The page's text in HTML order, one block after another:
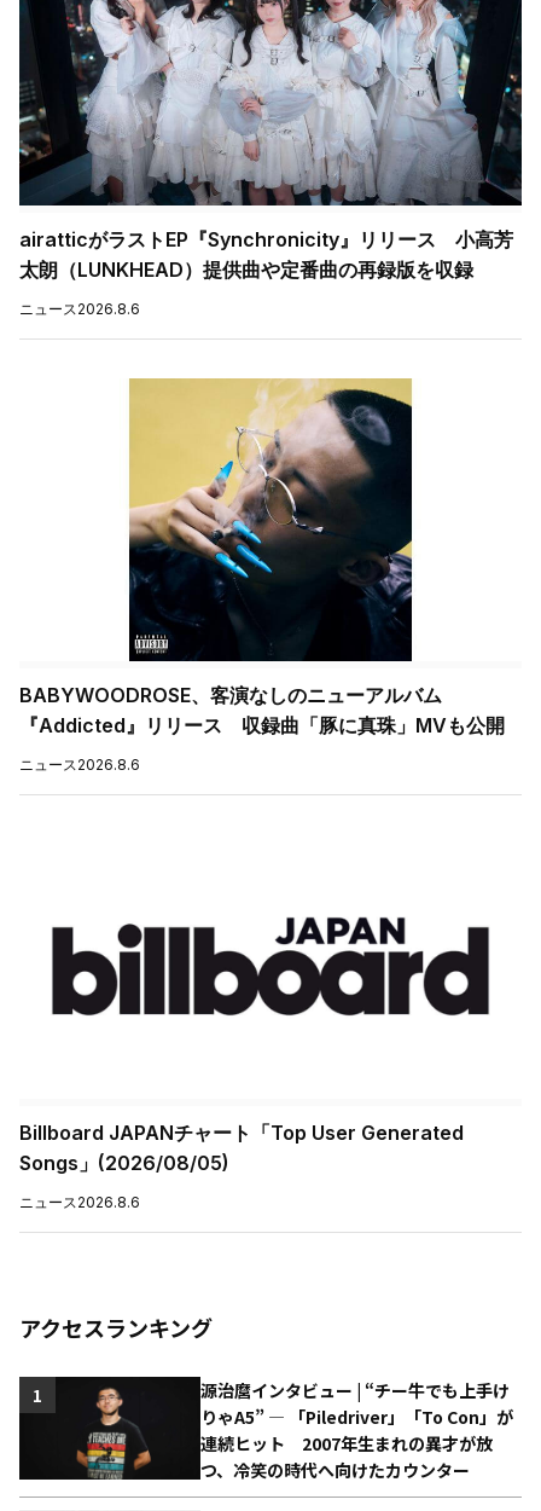
airatticがラストEP『Synchronicity』リリース 小高芳
太朗（LUNKHEAD）提供曲や定番曲の再録版を収録
ニュース2026.8.6
BABYWOODROSE、客演なしのニューアルバム
『Addicted』リリース 収録曲「豚に真珠」MVも公開
ニュース2026.8.6
Billboard JAPANチャート「Top User Generated
Songs」(2026/08/05)
ニュース 2026.8.6
アクセスランキング
源治麿インタビュー | “チー牛でも上手け
りゃA5” ― 「Piledriver」「To Con」が
連続ヒット 2007年生まれの異才が放
つ、冷笑の時代へ向けたカウンター
1